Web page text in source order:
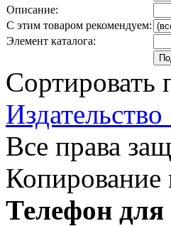
Описание:
С этим товаром рекомендуем:
Элемент каталога:
Сортировать
Все права
Копирование
Телефон для